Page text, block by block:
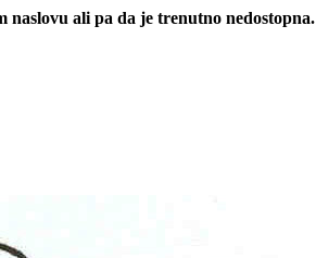
naslovu ali pa da je trenutno nedostopna.